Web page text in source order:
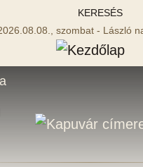
KERESÉS
szombat - László